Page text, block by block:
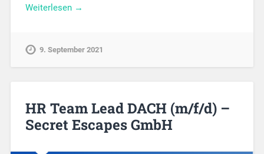
Weiterlesen →
9. September 2021
HR Team Lead DACH (m/f/d) –
Secret Escapes GmbH